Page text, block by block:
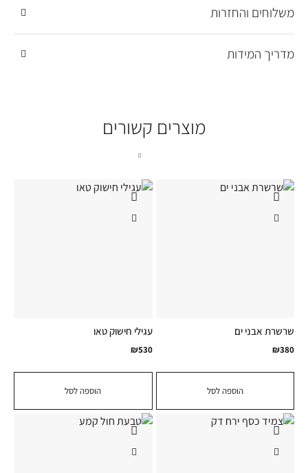
משלוחים והחזרות
מדריך המידות
מוצרים קשורים
הוספה לסל
שרשרת אבני ים
₪380
הוספה לסל
עגילי חישוק טאו
₪530